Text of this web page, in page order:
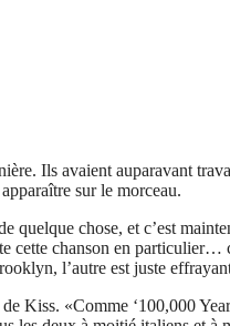
Ils avaient auparavant
sur le morceau.
quelque chose, et c’est
chanson en
l’autre est juste
Kiss. «Comme ‘100,000